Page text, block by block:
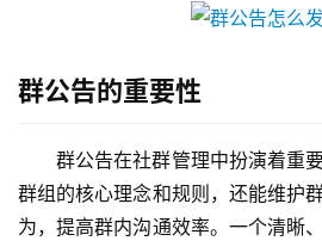
群公告的重要性
群公告在社群管理中扮演着重
群组的核心理念和规则，还能维护
为，提高群内沟通效率。一个清晰